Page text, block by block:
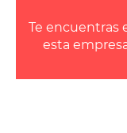
Te encuentras
esta